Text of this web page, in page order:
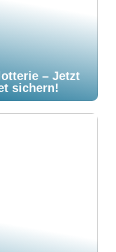
– Jetzt
sichern!